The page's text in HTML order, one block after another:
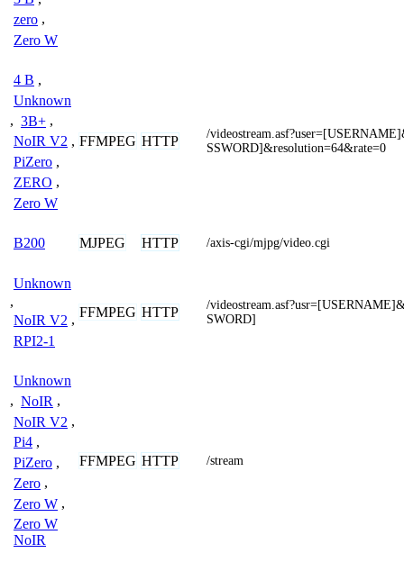
zero ,
Zero W
4 B ,
Unknown
, 3B+ ,
NoIR V2 ,
PiZero ,
ZERO ,
Zero W
FFMPEG HTTP
/
SSWORD]&resolution=64&rate=0
B200 MJPEG HTTP /axis-cgi/mjpg/video.cgi
Unknown
,
NoIR V2 ,
RPI2-1
FFMPEG HTTP
/
SWORD]
Unknown
, NoIR ,
NoIR V2 ,
Pi4 ,
PiZero ,
Zero ,
Zero W ,
Zero W
NoIR
FFMPEG HTTP /stream